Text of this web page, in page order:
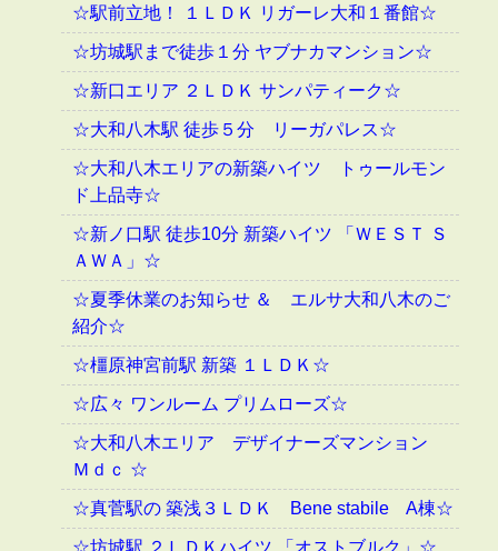
☆駅前立地！ １ＬＤＫ リガーレ大和１番館☆
☆坊城駅まで徒歩１分 ヤブナカマンション☆
☆新口エリア ２ＬＤＫ サンパティーク☆
☆大和八木駅 徒歩５分 リーガパレス☆
☆大和八木エリアの新築ハイツ トゥールモン
ド上品寺☆
☆新ノ口駅 徒歩10分 新築ハイツ 「ＷＥＳＴ Ｓ
ＡＷＡ」☆
☆夏季休業のお知らせ ＆ エルサ大和八木のご
紹介☆
☆橿原神宮前駅 新築 １ＬＤＫ☆
☆広々 ワンルーム プリムローズ☆
☆大和八木エリア デザイナーズマンション
Ｍｄｃ ☆
☆真菅駅の 築浅３ＬＤＫ Bene stabile A棟☆
☆坊城駅 ２ＬＤＫハイツ 「オストブルク」☆